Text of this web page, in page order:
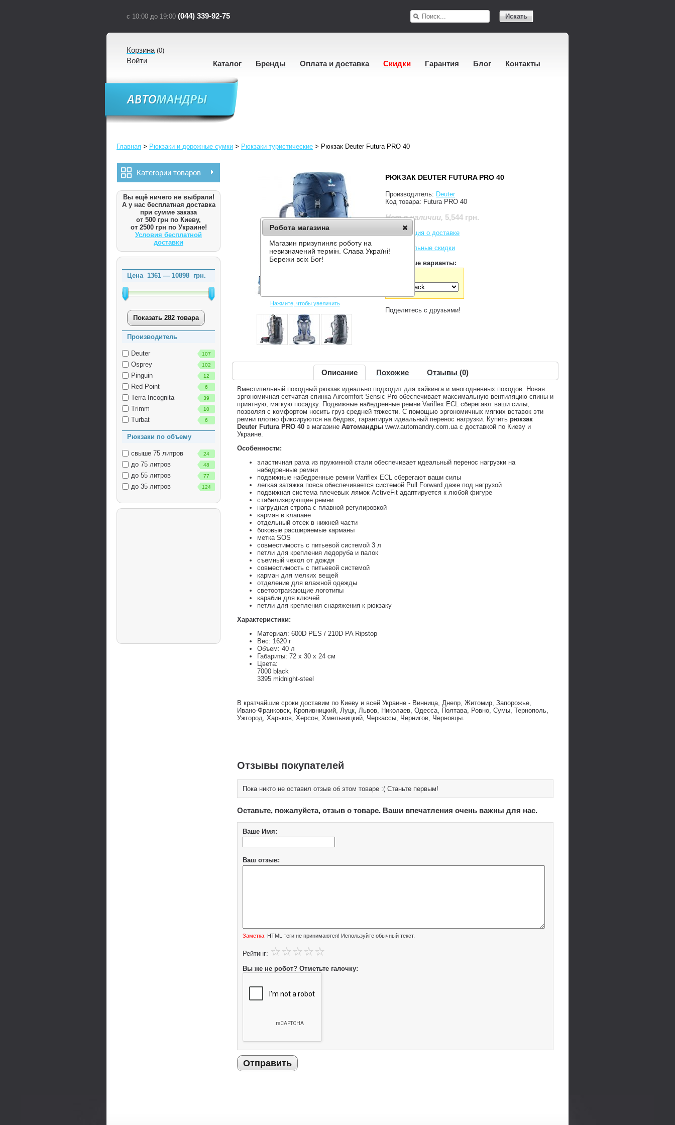
с 10:00 до 19:00 (044) 339-92-75 Искать
Корзина(0)
Войти Каталог Бренды Оплата и доставка Скидки Гарантия Блог Контакты
Главная > Рюкзаки и дорожные сумки > Рюкзаки туристические > Рюкзак Deuter Futura PRO 40
Категории товаров
Вы ещё ничего не выбрали!
А у нас бесплатная доставка
при сумме заказа
от 500 грн по Киеву,
от 2500 грн по Украине!
Условия бесплатной
доставки
Цена 1361 — 10898 грн.
Показать 282 товара
Производитель
Deuter 107
Osprey 102
Pinguin 12
Red Point 6
Terra Incognita 39
Trimm 10
Turbat 6
Рюкзаки по объему
свыше 75 литров 24
до 75 литров 48
до 55 литров 77
до 35 литров 124
Нажмите, чтобы увеличить
РЮКЗАК DEUTER FUTURA PRO 40
Производитель: Deuter
Код товара: Futura PRO 40
Нет в наличии, 5,544 грн.
Информация о доставке
Накопительные скидки
Доступные варианты:
Поделитесь с друзьями!
Описание Похожие Отзывы (0)
Bместительный походный рюкзак идеально подходит для хайкинга и многодневных походов. Новая
эргономичная сетчатая спинка Aircomfort Sensic Pro обеспечивает максимальную вентиляцию спины и
приятную, мягкую посадку. Подвижные набедренные ремни Variflex ECL сберегают ваши силы,
позволяя с комфортом носить груз средней тяжести. С помощью эргономичных мягких вставок эти
ремни плотно фиксируются на бёдрах, гарантируя идеальный перенос нагрузки. Купить рюкзак
Deuter Futura PRO 40 в магазине Автомандры www.automandry.com.ua с доставкой по Киеву и
Украине.
Особенности:
эластичная рама из пружинной стали обеспечивает идеальный перенос нагрузки на
набедренные ремни
подвижные набедренные ремни Variflex ECL сберегают ваши силы
легкая затяжка пояса обеспечивается системой Pull Forward даже под нагрузой
подвижная система плечевых лямок ActiveFit адаптируется к любой фигуре
стабилизирующие ремни
нагрудная стропа с плавной регулировкой
карман в клапане
отдельный отсек в нижней части
боковые расширяемые карманы
метка SOS
совместимость с питьевой системой 3 л
петли для крепления ледоруба и палок
съемный чехол от дождя
совместимость с питьевой системой
карман для мелких вещей
отделение для влажной одежды
светоотражающие логотипы
карабин для ключей
петли для крепления снаряжения к рюкзаку
Характеристики:
Материал: 600D PES / 210D PA Ripstop
Вес: 1620 г
Объем: 40 л
Габариты: 72 x 30 x 24 см
Цвета:
7000 black
3395 midnight-steel
В кратчайшие сроки доставим по Киеву и всей Украине - Винница, Днепр, Житомир, Запорожье,
Ивано-Франковск, Кропивницкий, Луцк, Львов, Николаев, Одесса, Полтава, Ровно, Сумы, Тернополь,
Ужгород, Харьков, Херсон, Хмельницкий, Черкассы, Чернигов, Черновцы.
Отзывы покупателей
Пока никто не оставил отзыв об этом товаре :( Станьте первым!
Оставьте, пожалуйста, отзыв о товаре. Ваши впечатления очень важны для нас.
Ваше Имя:
Ваш отзыв:
Заметка: HTML теги не принимаются! Используйте обычный текст.
Рейтинг:
Вы же не робот? Отметьте галочку:
Отправить
Робота магазина
Магазин призупиняє роботу на
невизначений термін. Слава Україні!
Бережи всіх Бог!